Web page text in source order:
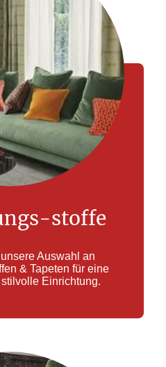
stoffe
Auswahl an
& Tapeten für eine
Einrichtung.